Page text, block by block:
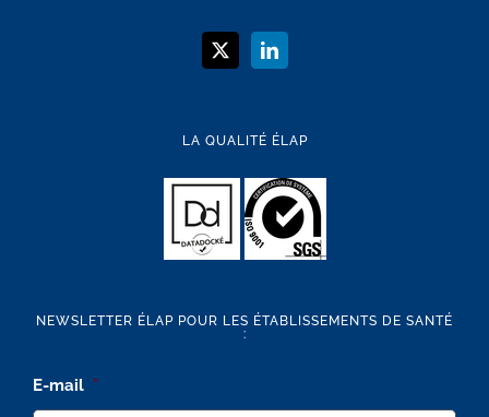
LA QUALITÉ ÉLAP
NEWSLETTER ÉLAP POUR LES ÉTABLISSEMENTS DE SANTÉ
:
E-mail *